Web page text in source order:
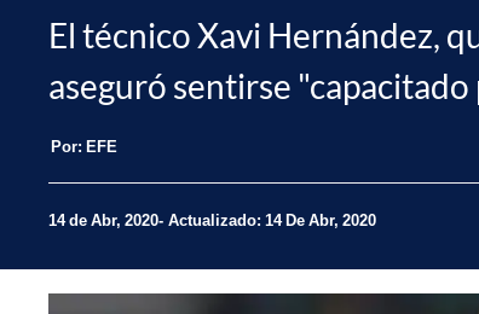
El técnico Xavi Hernández,
aseguró sentirse
Por: EFE
14 de Abr, 2020 Actualizado: 14 De Abr, 2020